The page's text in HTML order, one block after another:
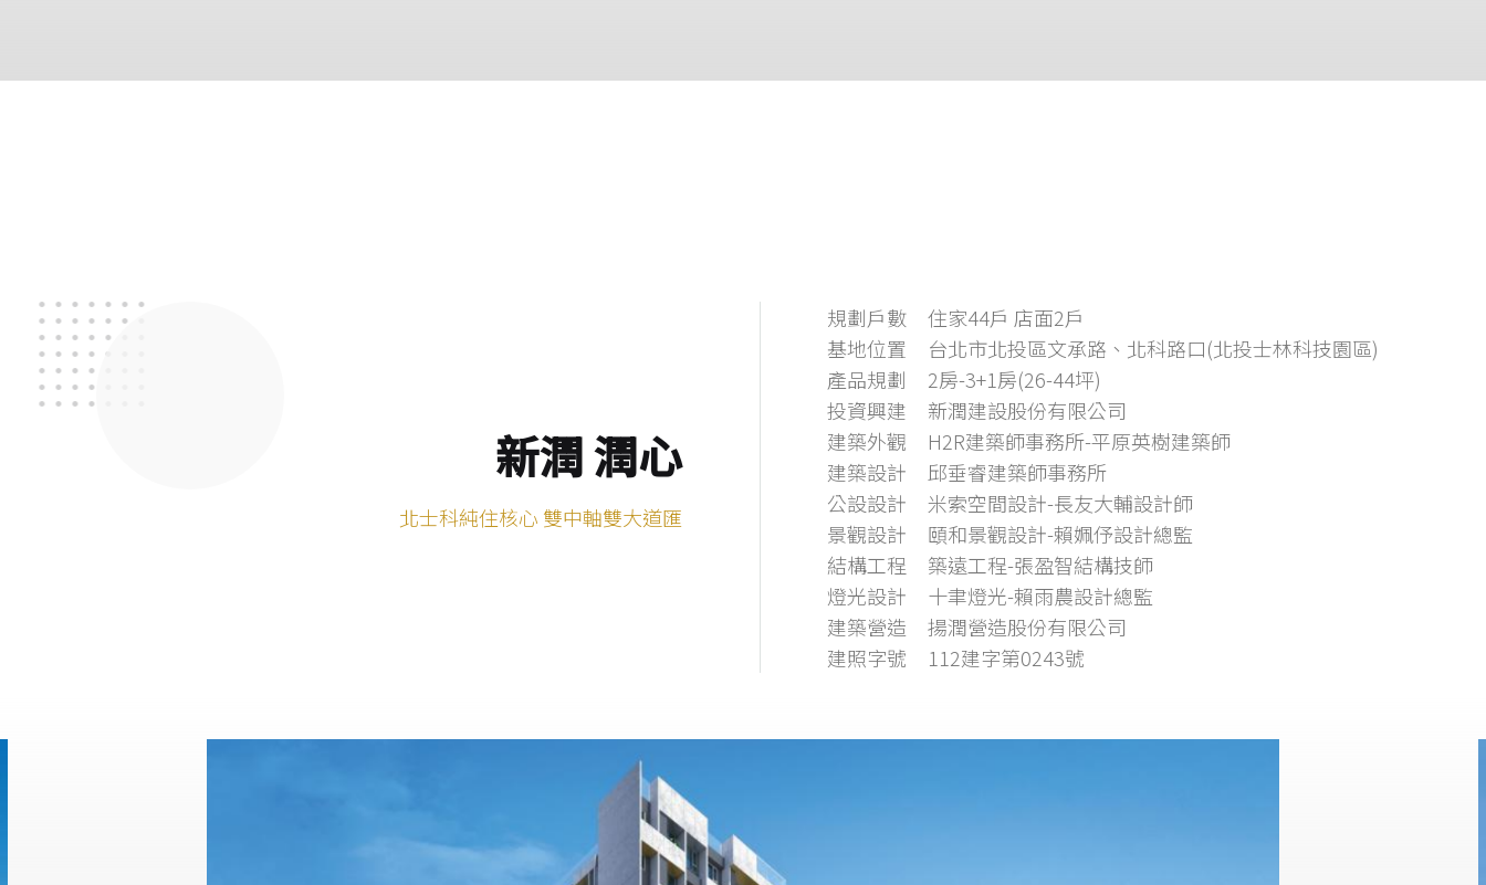
新潤 潤心
北士科純住核心 雙中軸雙大道匯
規劃戶數
住家44戶 店面2戶
基地位置
台北市北投區文承路、北科路口(北投士林科技園區)
產品規劃
2房-3+1房(26-44坪)
投資興建
新潤建設股份有限公司
建築外觀
H2R建築師事務所-平原英樹建築師
建築設計
邱垂睿建築師事務所
公設設計
米索空間設計-長友大輔設計師
景觀設計
頤和景觀設計-賴姵伃設計總監
結構工程
築遠工程-張盈智結構技師
燈光設計
十聿燈光-賴雨農設計總監
建築營造
揚潤營造股份有限公司
建照字號
112建字第0243號